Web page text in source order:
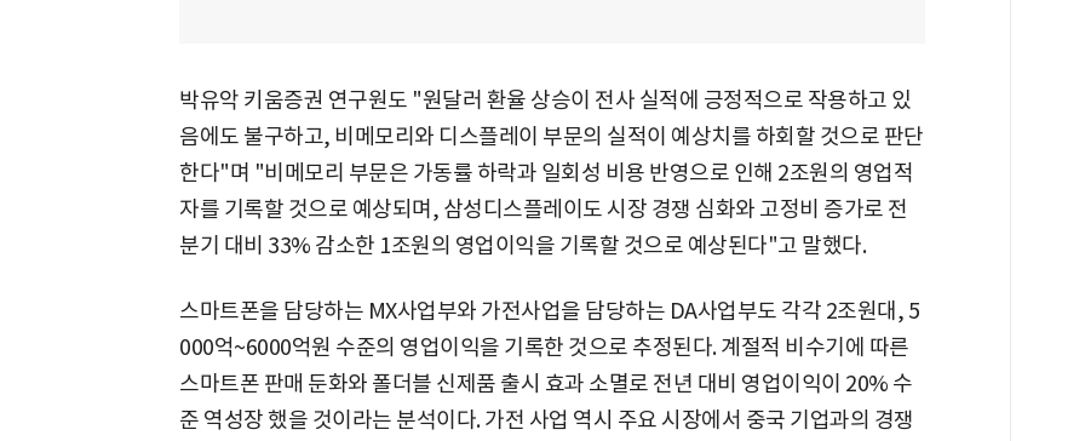
박유악 키움증권 연구원도 "원달러 환율 상승이 전사 실적에 긍정적으로 작용하고 있
음에도 불구하고, 비메모리와 디스플레이 부문의 실적이 예상치를 하회할 것으로 판단
한다"며 "비메모리 부문은 가동률 하락과 일회성 비용 반영으로 인해 2조원의 영업적
자를 기록할 것으로 예상되며, 삼성디스플레이도 시장 경쟁 심화와 고정비 증가로 전
분기 대비 33% 감소한 1조원의 영업이익을 기록할 것으로 예상된다"고 말했다.
스마트폰을 담당하는 MX사업부와 가전사업을 담당하는 DA사업부도 각각 2조원대, 5
000억~6000억원 수준의 영업이익을 기록한 것으로 추정된다. 계절적 비수기에 따른
스마트폰 판매 둔화와 폴더블 신제품 출시 효과 소멸로 전년 대비 영업이익이 20% 수
준 역성장 했을 것이라는 분석이다. 가전 사업 역시 주요 시장에서 중국 기업과의 경쟁